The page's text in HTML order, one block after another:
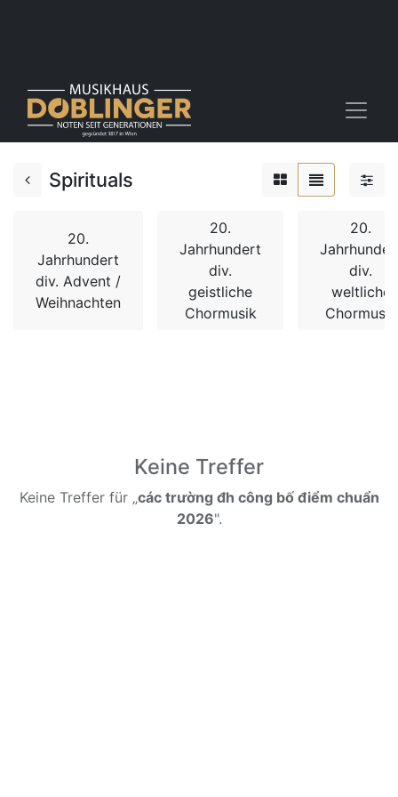
Spirituals
20.
Jahrhundert
div. Advent /
Weihnachten
20.
Jahrhundert
div.
geistliche
Chormusik
20.
div.
weltliche
Chormusik
Keine Treffer
Keine Treffer für „các trường đh công bố điểm chuẩn
2026".